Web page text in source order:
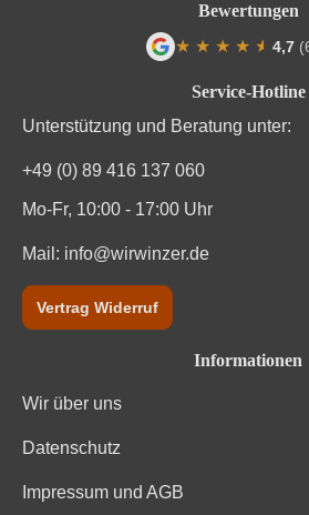
Service-Hotline
Unterstützung und Beratung unter:
+49 (0) 89 416 137 060
Mo-Fr, 10:00 - 17:00 Uhr
Mail: info@wirwinzer.de
Vertrag Widerruf
Informationen
Wir über uns
Datenschutz
Impressum und AGB
Bewertungen
★ ★ ★ ★ ★
★ 4,7